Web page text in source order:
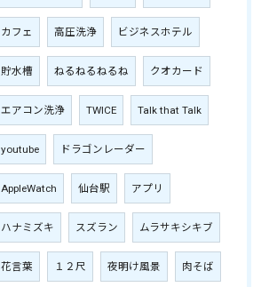
カフェ 高圧洗浄 ビジネスホテル
貯水槽 ねるねるねるね クオカード
エアコン洗浄 TWICE Talk that Talk
youtube ドラゴンレーダー
AppleWatch 仙台駅 アプリ
ハナミズキ スズラン ムラサキシキブ
花言葉 １２尺 夜明け風景 肉そば